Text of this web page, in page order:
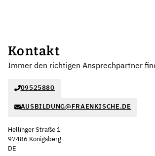
Kontakt
Immer den richtigen Ansprechpartner
09525880
AUSBILDUNG@FRAENKISCHE.DE
Hellinger Straße 1
97486 Königsberg
DE